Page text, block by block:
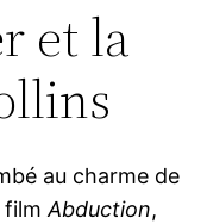
et la
au charme de
filmAbduction,